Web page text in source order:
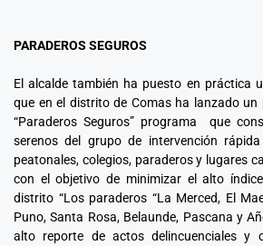
PARADEROS SEGUROS
El alcalde también ha puesto en práctica
que en el distrito de Comas ha lanzado
“Paraderos Seguros” programa que
serenos del grupo de intervención
peatonales, colegios, paraderos y lugares
con el objetivo de minimizar el alto
distrito “Los paraderos “La Merced, El
Puno, Santa Rosa, Belaunde, Pascana y
alto reporte de actos delincuenciales y